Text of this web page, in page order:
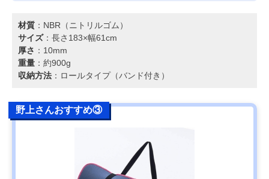
材質 ：NBR（ニトリルゴム）
サイズ：長さ183×幅61cm
厚さ ：10mm
重量 ：約900g
収納方法 ：ロールタイプ（バンド付き）
野上さんおすすめ③